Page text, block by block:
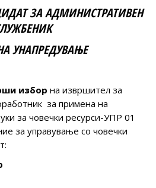
ЗА АДМИНИСТРАТИВЕН
УНАПРЕДУВАЊЕ
избор на извршител за
за примена на
за човечки ресурси-УПР 01
за управување со човечки